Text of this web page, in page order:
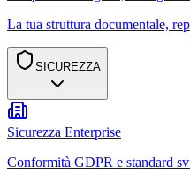
La tua struttura documentale,
SICUREZZA
Sicurezza Enterprise
Conformità GDPR e standard